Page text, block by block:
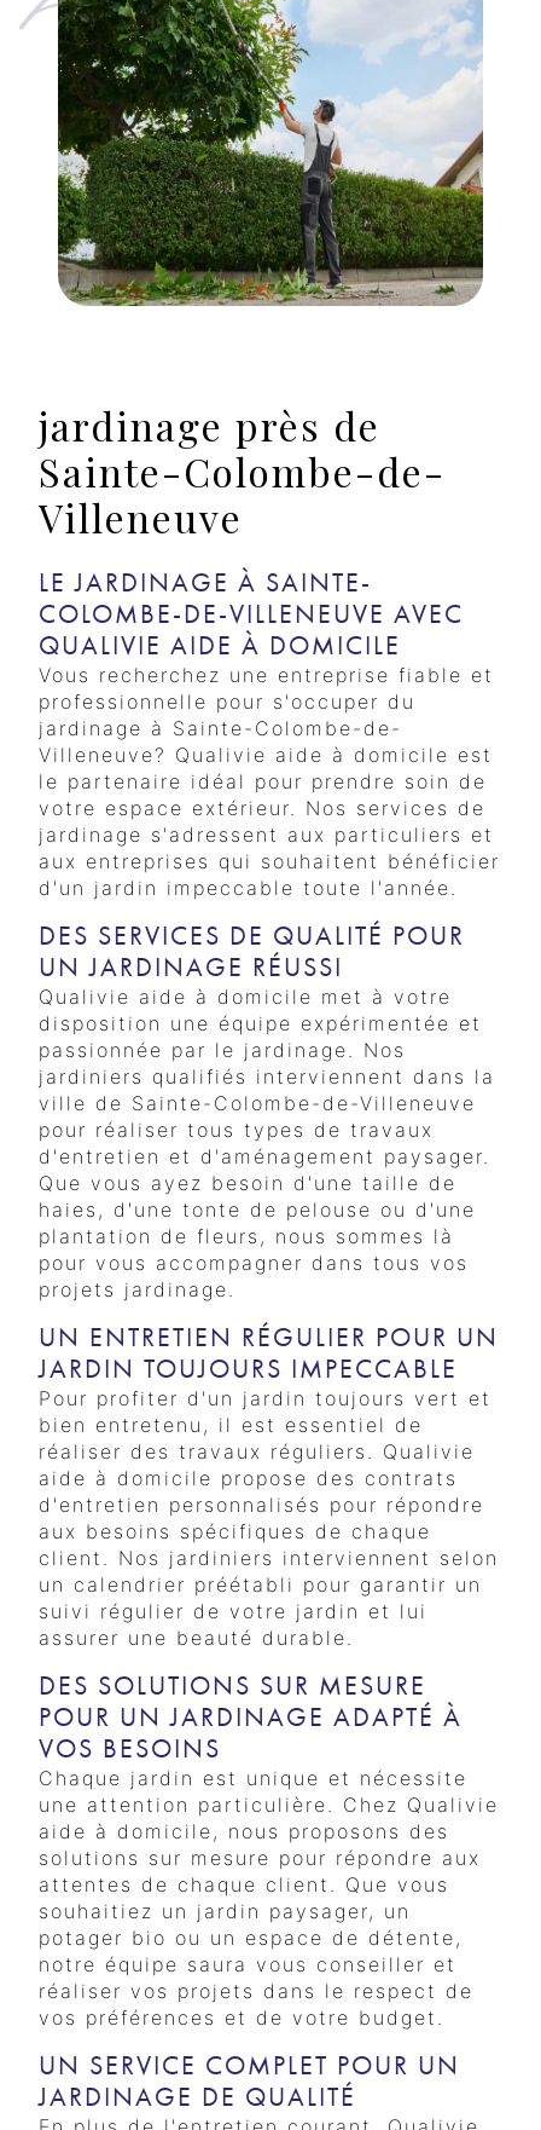
jardinage près de
Sainte-Colombe-de-
Villeneuve
LE JARDINAGE À SAINTE-
COLOMBE-DE-VILLENEUVE AVEC
QUALIVIE AIDE À DOMICILE
Vous recherchez une entreprise fiable et
professionnelle pour s'occuper du
jardinage à Sainte-Colombe-de-
Villeneuve? Qualivie aide à domicile est
le partenaire idéal pour prendre soin de
votre espace extérieur. Nos services de
jardinage s'adressent aux particuliers et
aux entreprises qui souhaitent bénéficier
d'un jardin impeccable toute l'année.
DES SERVICES DE QUALITÉ POUR
UN JARDINAGE RÉUSSI
Qualivie aide à domicile met à votre
disposition une équipe expérimentée et
passionnée par le jardinage. Nos
jardiniers qualifiés interviennent dans la
ville de Sainte-Colombe-de-Villeneuve
pour réaliser tous types de travaux
d'entretien et d'aménagement paysager.
Que vous ayez besoin d'une taille de
haies, d'une tonte de pelouse ou d'une
plantation de fleurs, nous sommes là
pour vous accompagner dans tous vos
projets jardinage.
UN ENTRETIEN RÉGULIER POUR UN
JARDIN TOUJOURS IMPECCABLE
Pour profiter d'un jardin toujours vert et
bien entretenu, il est essentiel de
réaliser des travaux réguliers. Qualivie
aide à domicile propose des contrats
d'entretien personnalisés pour répondre
aux besoins spécifiques de chaque
client. Nos jardiniers interviennent selon
un calendrier préétabli pour garantir un
suivi régulier de votre jardin et lui
assurer une beauté durable.
DES SOLUTIONS SUR MESURE
POUR UN JARDINAGE ADAPTÉ À
VOS BESOINS
Chaque jardin est unique et nécessite
une attention particulière. Chez Qualivie
aide à domicile, nous proposons des
solutions sur mesure pour répondre aux
attentes de chaque client. Que vous
souhaitiez un jardin paysager, un
potager bio ou un espace de détente,
notre équipe saura vous conseiller et
réaliser vos projets dans le respect de
vos préférences et de votre budget.
UN SERVICE COMPLET POUR UN
JARDINAGE DE QUALITÉ